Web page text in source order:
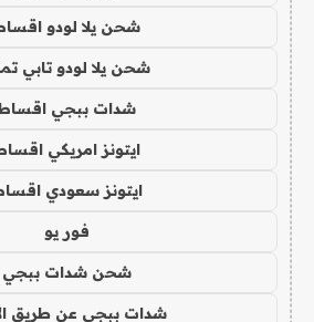
شحن يلا لودو
شحن يلا لودو تابي
شدات ببجي
ايتونز امريكي
ايتونز سعودي
فور يو
شحن شدات ببجي
شدات ببجي عن طريق